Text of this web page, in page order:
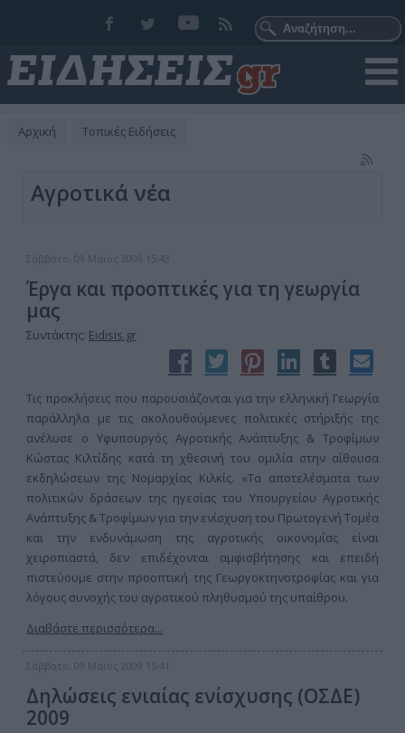
Αρχική Τοπικές Ειδήσεις
Αγροτικά νέα
Σάββατο, 09 Μαϊος 2009 15:43
Έργα και προοπτικές για τη γεωργία
μας
Συντάκτης: Eidisis.gr
Τις προκλήσεις που παρουσιάζονται για την ελληνική Γεωργία
παράλληλα με τις ακολουθούμενες πολιτικές στήριξής της
ανέλυσε ο Υφυπουργός Αγροτικής Ανάπτυξης & Τροφίμων
Κώστας Κιλτίδης κατά τη χθεσινή του ομιλία στην αίθουσα
εκδηλώσεων της Νομαρχίας Κιλκίς. «Τα αποτελέσματα των
πολιτικών δράσεων της ηγεσίας του Υπουργείου Αγροτικής
Ανάπτυξης & Τροφίμων για την ενίσχυση του Πρωτογενή Τομέα
και την ενδυνάμωση της αγροτικής οικονομίας είναι
χειροπιαστά, δεν επιδέχονται αμφισβήτησης και επειδή
πιστεύουμε στην προοπτική της Γεωργοκτηνοτροφίας και για
λόγους συνοχής του αγροτικού πληθυσμού της υπαίθρου.
Διαβάστε περισσότερα...
Σάββατο, 09 Μαϊος 2009 15:41
Δηλώσεις ενιαίας ενίσχυσης (ΟΣΔΕ)
2009